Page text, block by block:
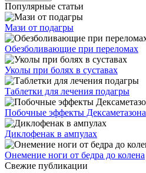
Популярные статьи
Мази от подагры
Обезболивающие при переломах
Уколы при болях в суставах
Таблетки для лечения подагры
Побочные эффекты Дексаметазона
Диклофенак в ампулах
Онемение ноги от бедра до колена
Свежие публикации